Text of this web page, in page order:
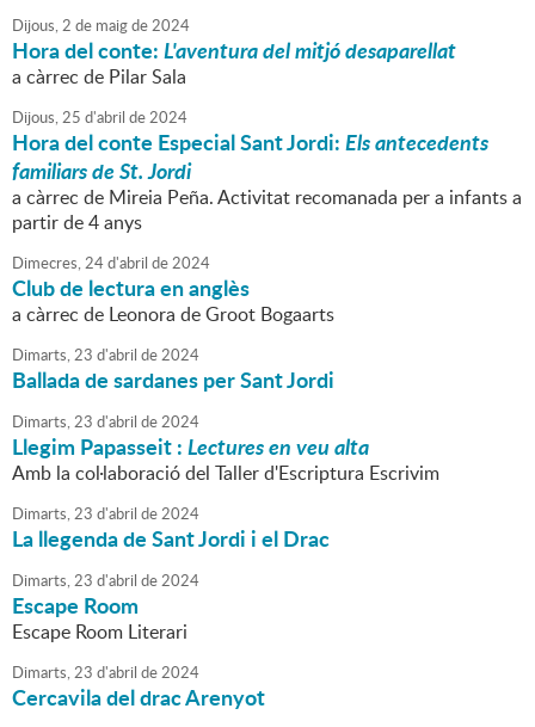
Dijous,2 de maigde2024
Hora del conte:L'aventura del mitjó desaparellat
a càrrec de Pilar Sala
Dijous,25 d'abril de2024
Hora del conte Especial Sant Jordi:Els antecedents
familiars de St. Jordi
a càrrec de Mireia Peña. Activitat recomanada per a infants a
partir de 4 anys
Dimecres,24d'abril de2024
Club de lectura en anglès
a càrrec de Leonora de Groot Bogaarts
Dimarts,23 d'abril de2024
Ballada de sardanes per Sant Jordi
Dimarts,23 d'abril de2024
Llegim Papasseit :Lectures en veu alta
Amb la col·laboració del Taller d'Escriptura Escrivim
Dimarts,23 d'abril de2024
La llegenda de Sant Jordi i el Drac
Dimarts,23 d'abril de2024
Escape Room
Escape Room Literari
Dimarts,23 d'abril de2024
Cercavila del drac Arenyot